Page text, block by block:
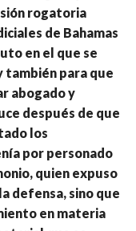
rogatoria
de Bahamas
en el que se
también para que
abogado y
después de que
los
por personado
quien expuso
defensa, sino que
en materia